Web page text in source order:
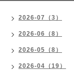
2026-07（3）
2026-06（8）
2026-05（8）
2026-04（19）